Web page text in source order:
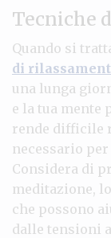
Tecniche
Quando si
di
una lunga
e la tua mente
rende difficile
necessario per
Considera di
meditazione,
che possono
dalle tensioni